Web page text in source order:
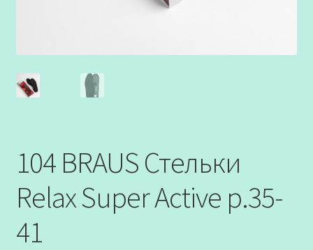
104 BRAUS Стельки
Relax Super Active р.35-
41